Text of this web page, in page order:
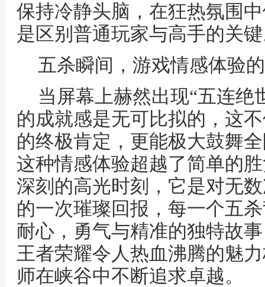
保持冷静头脑，在狂热氛围
是区别普通玩家与高手的关
五杀瞬间，游戏情感体验
当屏幕上赫然出现“五连绝
的成就感是无可比拟的，这
的终极肯定，更能极大鼓舞
这种情感体验超越了简单的
深刻的高光时刻，它是对无
的一次璀璨回报，每一个五
耐心，勇气与精准的独特故
王者荣耀令人热血沸腾的魅
师在峡谷中不断追求卓越。